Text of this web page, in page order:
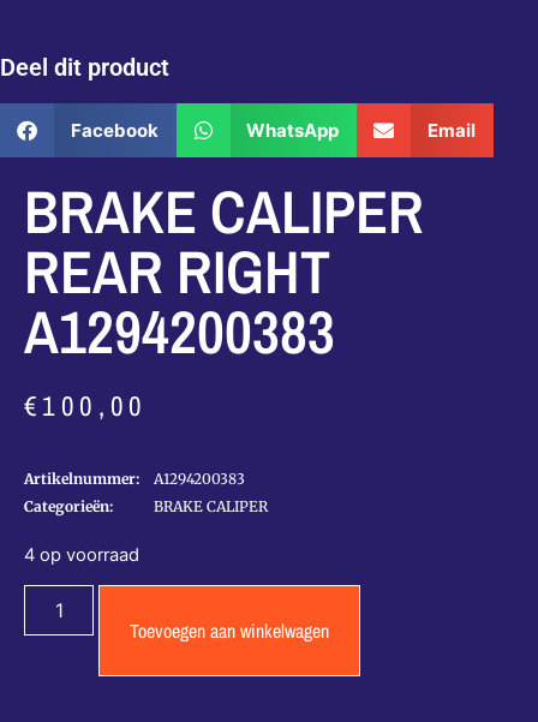
Deel dit product
Facebook WhatsApp Email
BRAKE CALIPER
REAR RIGHT
A1294200383
€100,00
Artikelnummer:
A1294200383
Categorieën:
BRAKE CALIPER
4 op voorraad
Toevoegen aan winkelwagen